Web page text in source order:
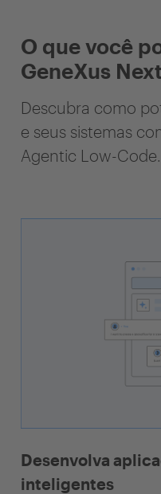
O que você
GeneXus
Descubra como
e seus sistemas
Agentic Low-Code.
Desenvolva
inteligentes